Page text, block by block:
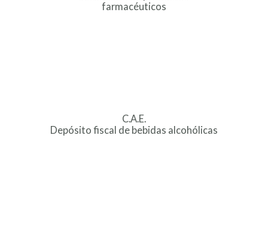
farmacéuticos
C.A.E.
Depósito fiscal de bebidas alcohólicas